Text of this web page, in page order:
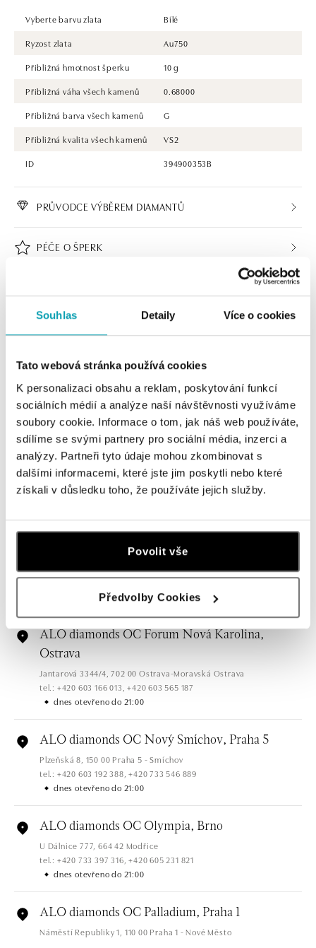
Souhlas Detaily Více o cookies
Tato webová stránka používá cookies
K personalizaci obsahu a reklam, poskytování funkcí
sociálních médií a analýze naší návštěvnosti využíváme
soubory cookie. Informace o tom, jak náš web používáte,
sdílíme se svými partnery pro sociální média, inzerci a
analýzy. Partneři tyto údaje mohou zkombinovat s
dalšími informacemi, které jste jim poskytli nebo které
získali v důsledku toho, že používáte jejich služby.
Povolit vše
Předvolby Cookies
Vyberte barvu zlata
Bílé
Ryzost zlata
Au750
Přibližná hmotnost šperku
10 g
Přibližná váha všech kamenů
0.68000
Přibližná barva všech kamenů
G
Přibližná kvalita všech kamenů
VS2
ID
394900353B
PRŮVODCE VÝBĚREM DIAMANTŮ
PÉČE O ŠPERK
ALO BUTIKY
Navštivte naše butiky
Česko Slovensko
ALO diamonds OC Forum Nová Karolina,
Ostrava
Jantarová 3344/4, 702 00 Ostrava-Moravská Ostrava
tel.: +420 603 166 013, +420 603 565 187
dnes otevřeno do 21:00
ALO diamonds OC Nový Smíchov, Praha 5
Plzeňská 8, 150 00 Praha 5 - Smíchov
tel.: +420 603 192 388, +420 733 546 889
dnes otevřeno do 21:00
ALO diamonds OC Olympia, Brno
U Dálnice 777, 664 42 Modřice
tel.: +420 733 397 316, +420 605 231 821
dnes otevřeno do 21:00
ALO diamonds OC Palladium, Praha 1
Náměstí Republiky 1, 110 00 Praha 1 - Nové Město